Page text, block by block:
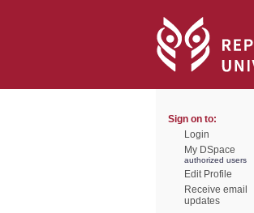
Sign on to:
Login
My DSpace
authorized users
Edit Profile
Receive email
updates